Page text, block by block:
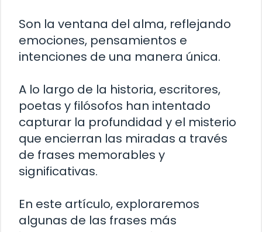
Son la ventana del alma, reflejando
emociones, pensamientos e
intenciones de una manera única.
A lo largo de la historia, escritores,
poetas y filósofos han intentado
capturar la profundidad y el misterio
que encierran las miradas a través
de frases memorables y
significativas.
En este artículo, exploraremos
algunas de las frases más